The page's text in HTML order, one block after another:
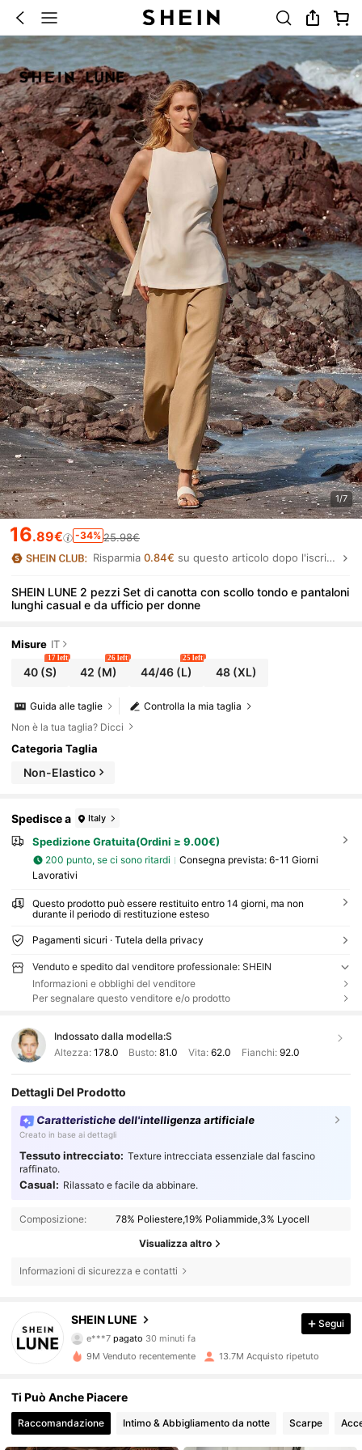
1/7
16.89€ -34% 25.98€
Risparmia 0.84€ su questo articolo dopo l'iscrizione.
SHEIN LUNE 2 pezzi Set di canotta con scollo tondo e pantaloni
lunghi casual e da ufficio per donne
Misure IT
40(S)
17 left
42 (M)
26 left
44/46(L)
25 left
48(XL)
Controlla la mia taglia
Guida alle taglie
Non è la tua taglia? Dicci
Categoria Taglia
Non-Elastico
Spedisce a Italy
Spedizione Gratuita(Ordini ≥ 9.00€)
200 punto, se ci sono ritardi Consegna prevista: 6-11 Giorni
Lavorativi
Questo prodotto può essere restituito entro 14 giorni, ma non
durante il periodo di restituzione esteso
Pagamenti sicuri · Tutela della privacy
Venduto e spedito dal venditore professionale: SHEIN
Informazioni e obblighi del venditore
Per segnalare questo venditore e/o prodotto
Indossato dalla modella:S
Altezza: 178.0 Busto:81.0 Vita: 62.0 Fianchi: 92.0
Dettagli Del Prodotto
Caratteristiche dell'intelligenza artificiale
Creato in base ai dettagli
Tessuto intrecciato: Texture intrecciata essenziale dal fascino
raffinato.
Casual: Rilassato e facile da abbinare.
Composizione: 78% Poliestere,19% Poliammide,3% Lyocell
Visualizza altro
Informazioni di sicurezza e contatti
SHEIN LUNE
4.85
1M Follower
e***7pagato30 minuti fa
s***e segue10 minuti fa
1M Follower
4.85
Segui
9M Venduto recentemente 13.7M Acquisto ripetuto
Ti Può Anche Piacere
Raccomandazione Intimo & Abbigliamento da notte Scarpe